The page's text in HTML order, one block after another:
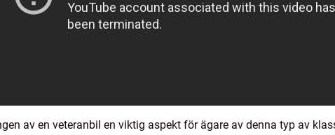
av en veteranbil en viktig aspekt för ägare av denna typ av